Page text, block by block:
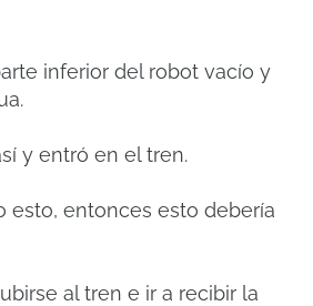
inferior del robot vacío y
y entró en el tren.
esto, entonces esto debería
al tren e ir a recibir la